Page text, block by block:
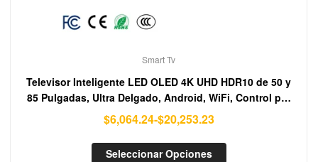
Smart Tv
Televisor Inteligente LED OLED 4K UHD HDR10 de 50 y
85 Pulgadas, Ultra Delgado, Android, WiFi, Control por
Voz, Modo de Juego, Altavoz Integrado
$6,064.24-$20,253.23
Seleccionar Opciones